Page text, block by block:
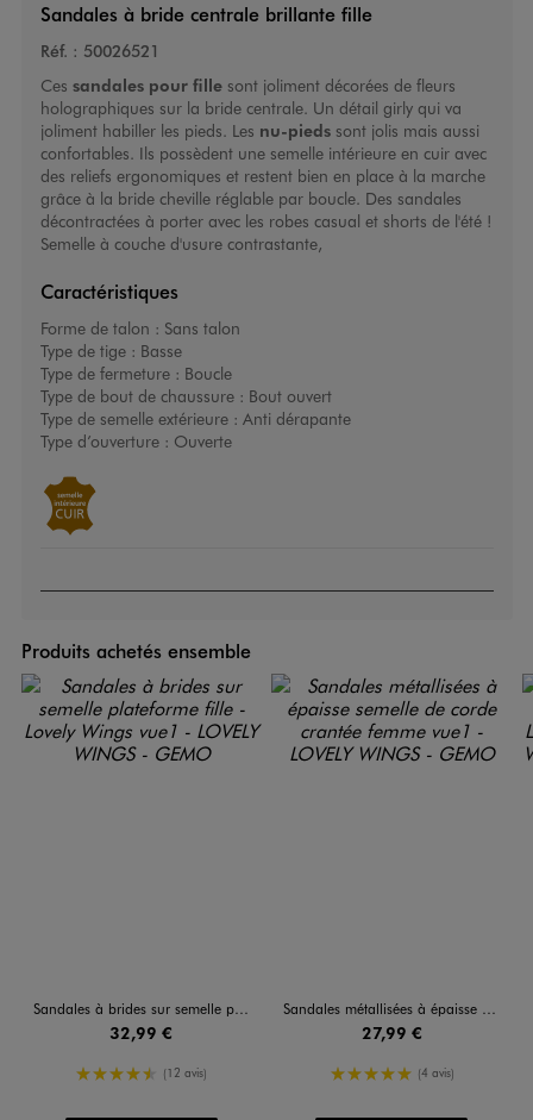
Sandales à bride centrale brillante fille
Réf. : 50026521
Ces sandales pour fille sont joliment décorées de fleurs
holographiques sur la bride centrale. Un détail girly qui va
joliment habiller les pieds. Les nu-piedssont jolis mais aussi
confortables. Ils possèdent une semelle intérieure en cuir avec
des reliefs ergonomiques et restent bien en place à la marche
grâce à la bride cheville réglable par boucle. Des sandales
décontractées à porter avec les robes casual et shorts de l'été !
Semelle à couche d'usure contrastante,
Caractéristiques
Forme de talon : Sans talon
Type de tige : Basse
Type de fermeture : Boucle
Type de bout de chaussure : Bout ouvert
Type de semelle extérieure : Anti dérapante
Type d’ouverture : Ouverte
Produits achetés ensemble
Sandales à brides sur semelle plateforme fille - Lovely Wings
32,99 €
4.5/5 de moyenne
(12 avis)
Sandales métallisées à épaisse semelle de corde crantée femme
27,99 €
5/5 de moyenne
(4 avis)